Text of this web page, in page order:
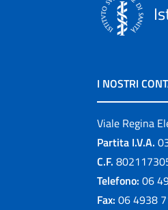
I NOSTRI
Viale Regina
Partita I.V.A.
C.F.
Telefono: 06
Fax: 06 4938